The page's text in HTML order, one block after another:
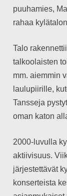
puuhamies,
rahaa
Talo
talkoolaisten
mm. aiemmin
laulupiirille,
Tansseja
oman katon
2000-luvulla
aktiivisuus.
järjestettävät
konserteista